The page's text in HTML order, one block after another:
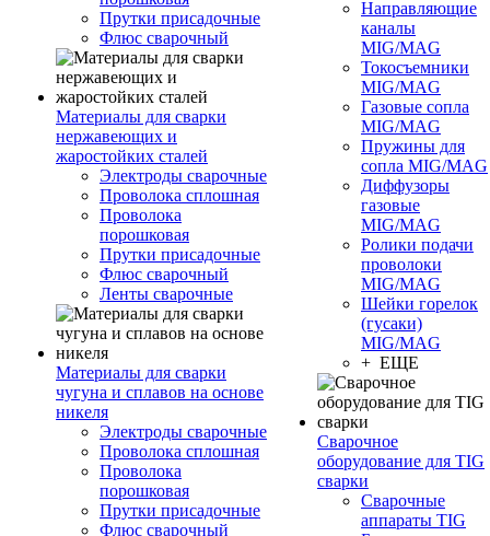
Прутки присадочные
Флюс сварочный
Материалы для сварки
нержавеющих и
жаростойких сталей
Электроды сварочные
Проволока сплошная
Проволока
порошковая
Прутки присадочные
Флюс сварочный
Ленты сварочные
Материалы для сварки
чугуна и сплавов на основе
никеля
Электроды сварочные
Проволока сплошная
Проволока
порошковая
Прутки присадочные
Флюс сварочный
Направляющие
каналы
MIG/MAG
Токосъемники
MIG/MAG
Газовые сопла
MIG/MAG
Пружины для
сопла MIG/MAG
Диффузоры
газовые
MIG/MAG
Ролики подачи
проволоки
MIG/MAG
Шейки горелок
(гусаки)
MIG/MAG
+ ЕЩЕ
Сварочное
оборудование для TIG
сварки
Сварочные
аппараты TIG